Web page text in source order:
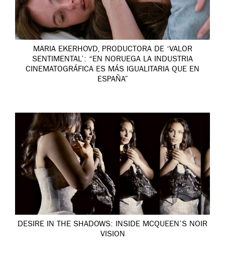
MARIA EKERHOVD, PRODUCTORA DE ‘VALOR
SENTIMENTAL’: “EN NORUEGA LA INDUSTRIA
CINEMATOGRÁFICA ES MÁS IGUALITARIA QUE EN
ESPAÑA”
DESIRE IN THE SHADOWS: INSIDE MCQUEEN’S NOIR
VISION